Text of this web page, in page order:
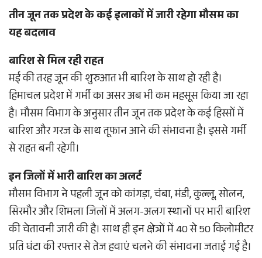
तीन जून तक प्रदेश के कई इलाकों में जारी रहेगा मौसम का
यह बदलाव
बारिश से मिल रही राहत
मई की तरह जून की शुरुआत भी बारिश के साथ हो रही है।
हिमाचल प्रदेश में गर्मी का असर अब भी कम महसूस किया जा रहा
है। मौसम विभाग के अनुसार तीन जून तक प्रदेश के कई हिस्सों में
बारिश और गरज के साथ तूफान आने की संभावना है। इससे गर्मी
से राहत बनी रहेगी।
इन जिलों में भारी बारिश का अलर्ट
मौसम विभाग ने पहली जून को कांगड़ा, चंबा, मंडी, कुल्लू, सोलन,
सिरमौर और शिमला जिलों में अलग-अलग स्थानों पर भारी बारिश
की चेतावनी जारी की है। साथ ही इन क्षेत्रों में 40 से 50 किलोमीटर
प्रति घंटा की रफ्तार से तेज हवाएं चलने की संभावना जताई गई है।